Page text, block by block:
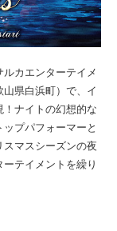
カエンターテイメ
県白浜町）で、イ
ナイトの幻想的な
プパフォーマーと
マスシーズンの夜
テイメントを繰り